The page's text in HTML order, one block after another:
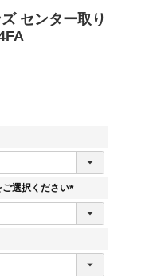
センター取り
選択ください
(